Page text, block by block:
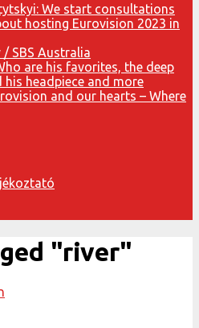
We start consultations
hosting Eurovision 2023 in
are his favorites, the deep
his headpiece and more
and our hearts – Where
"river"